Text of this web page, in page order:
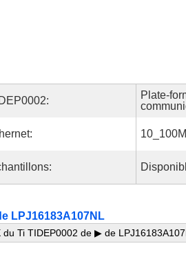
Plate-
LPJ16183A107NL
Ti TIDEP0002 de ▶ de